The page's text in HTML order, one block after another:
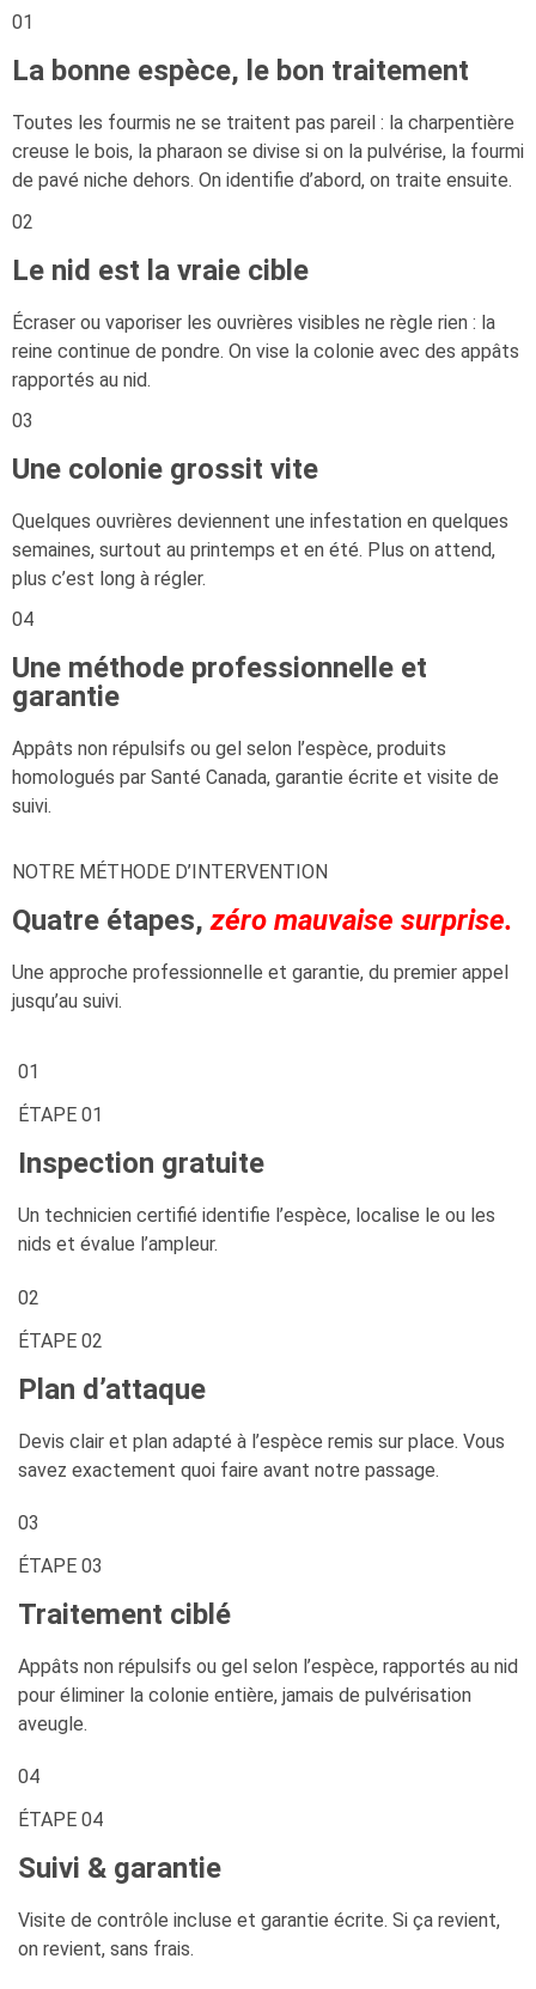
01
La bonne espèce, le bon traitement
Toutes les fourmis ne se traitent pas pareil : la charpentière
creuse le bois, la pharaon se divise si on la pulvérise, la fourmi
de pavé niche dehors. On identifie d’abord, on traite ensuite.
02
Le nid est la vraie cible
Écraser ou vaporiser les ouvrières visibles ne règle rien : la
reine continue de pondre. On vise la colonie avec des appâts
rapportés au nid.
03
Une colonie grossit vite
Quelques ouvrières deviennent une infestation en quelques
semaines, surtout au printemps et en été. Plus on attend,
plus c’est long à régler.
04
Une méthode professionnelle et
garantie
Appâts non répulsifs ou gel selon l’espèce, produits
homologués par Santé Canada, garantie écrite et visite de
suivi.
NOTRE MÉTHODE D’INTERVENTION
Quatre étapes,zéro mauvaise surprise.
Une approche professionnelle et garantie, du premier appel
jusqu’au suivi.
01
ÉTAPE 01
Inspection gratuite
Un technicien certifié identifie l’espèce, localise le ou les
nids et évalue l’ampleur.
02
ÉTAPE 02
Plan d’attaque
Devis clair et plan adapté à l’espèce remis sur place. Vous
savez exactement quoi faire avant notre passage.
03
ÉTAPE 03
Traitement ciblé
Appâts non répulsifs ou gel selon l’espèce, rapportés au nid
pour éliminer la colonie entière, jamais de pulvérisation
aveugle.
04
ÉTAPE 04
Suivi & garantie
Visite de contrôle incluse et garantie écrite. Si ça revient,
on revient, sans frais.